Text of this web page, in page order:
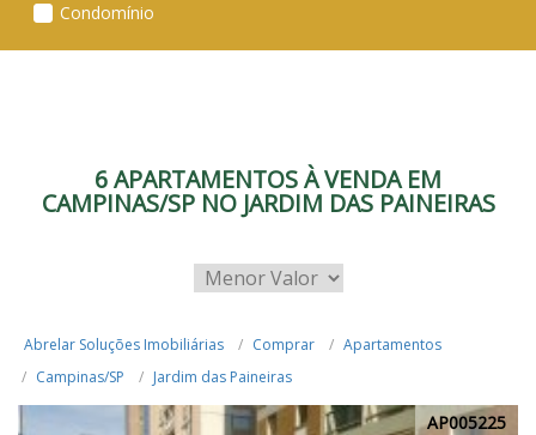
Condomínio
6 APARTAMENTOS À VENDA EM
CAMPINAS/SP NO JARDIM DAS PAINEIRAS
Abrelar Soluções Imobiliárias Comprar
Apartamentos
Campinas/SP
Jardim das Paineiras
AP005225